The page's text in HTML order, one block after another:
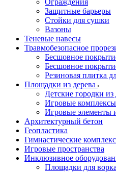
Ограждения
Защитные барьеры
Стойки для сушки
Вазоны
Теневые навесы
Травмобезопасное
Бесшовное
Бесшовное
Резиновая плитка
Площадки из дерева
Детские городки из
Игровые комплексы
Игровые элементы
Архитектурный бетон
Геопластика
Гимнастические
Игровые пространства
Инклюзивное
Площадки для